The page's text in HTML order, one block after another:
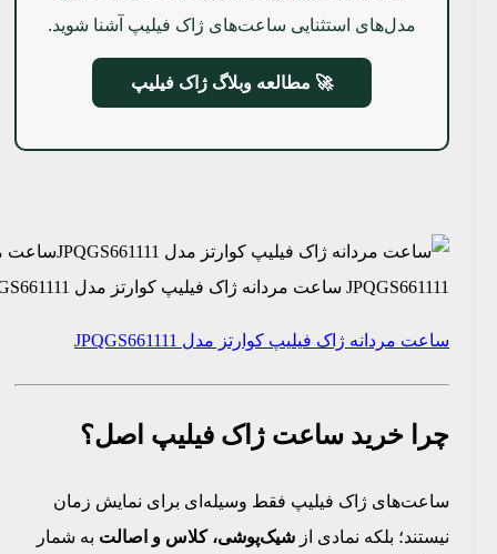
مدل‌های استثنایی ساعت‌های ژاک فیلیپ آشنا شوید.
🚀 مطالعه وبلاگ ژاک فیلیپ
ساعت مردانه ژاک فیلیپ کوارتز مدل JPQGS661111
چرا خرید ساعت ژاک فیلیپ اصل؟
ساعت‌های ژاک فیلیپ فقط وسیله‌ای برای نمایش زمان
نیستند؛ بلکه نمادی از شیک‌پوشی، کلاس و اصالت به شمار